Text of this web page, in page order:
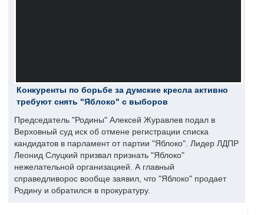
Конкуренты по борьбе за думские кресла активно
требуют снять "Яблоко" с выборов
Председатель "Родины" Алексей Журавлев подал в
Верховный суд иск об отмене регистрации списка
кандидатов в парламент от партии "Яблоко". Лидер ЛДПР
Леонид Слуцкий призвал признать "Яблоко"
нежелательной организацией. А главный
справедливорос вообще заявил, что "Яблоко" продает
Родину и обратился в прокуратуру.